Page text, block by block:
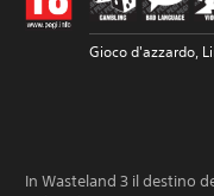
Gioco d'azzardo,
In Wasteland 3 il destino